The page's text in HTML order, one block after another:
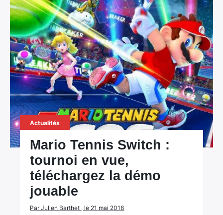
Actualités
Mario Tennis Switch :
tournoi en vue,
téléchargez la démo
jouable
Par Julien Barthet , le 21 mai 2018